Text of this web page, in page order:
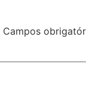
Campos